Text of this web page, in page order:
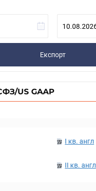
Експорт
US GAAP
I кв. англ
II кв. англ